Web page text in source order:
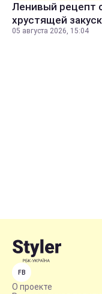
Ленивый рецепт
хрустящей
05 августа 2026, 15:04
FB
О проекте